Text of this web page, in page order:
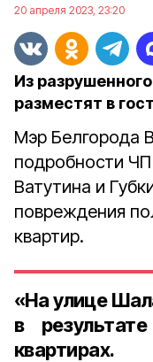
20 апреля 2023, 23:20
Из
разместят в
Мэр Белгорода
подробности
Ватутина и
повреждения
квартир.
«На улице
в